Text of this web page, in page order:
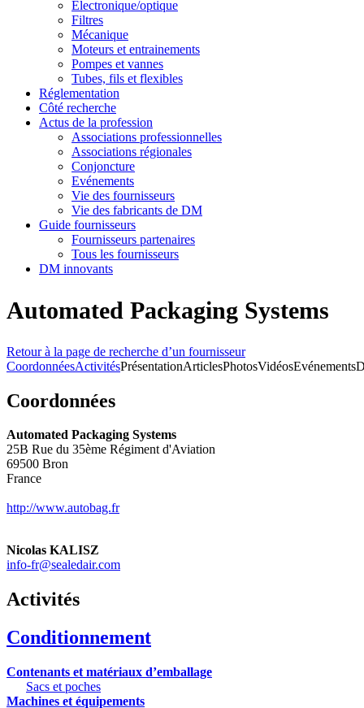
Electronique/optique
Filtres
Mécanique
Moteurs et entrainements
Pompes et vannes
Tubes, fils et flexibles
Réglementation
Côté recherche
Actus de la profession
Associations professionnelles
Associations régionales
Conjoncture
Evénements
Vie des fournisseurs
Vie des fabricants de DM
Guide fournisseurs
Fournisseurs partenaires
Tous les fournisseurs
DM innovants
Automated Packaging Systems
Retour à la page de recherche d’un fournisseur
CoordonnéesActivitésPrésentationArticlesPhotosVidéosEvénements
Coordonnées
Automated Packaging Systems
25B Rue du 35ème Régiment d'Aviation
69500 Bron
France
http://www.autobag.fr
Nicolas KALISZ
info-fr@sealedair.com
Activités
Conditionnement
Contenants et matériaux d’emballage
Sacs et poches
Machines et équipements